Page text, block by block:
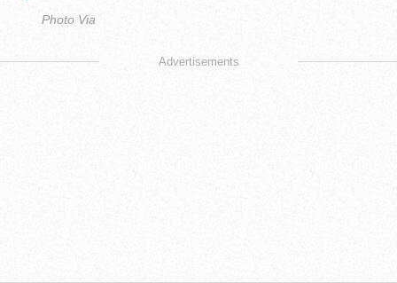
Photo Via
Advertisements